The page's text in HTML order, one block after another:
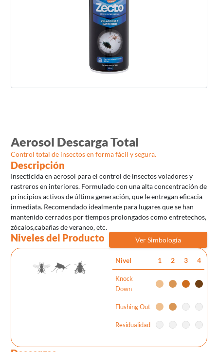
Aerosol Descarga Total
Control total de insectos en forma fácil y segura.
Descripción
Insecticida en aerosol para el control de insectos voladores y
rastreros en interiores. Formulado con una alta concentración de
principios activos de última generación, que le entregan eficacia
inmediata. Recomendado idealmente para lugares que se han
mantenido cerrados por tiempos prolongados como entretechos,
zócalos,cabañas de veraneo, etc.
Niveles del Producto Ver Simbología
Nivel 1 2 3 4
Knock
Down
Flushing Out
Residualidad